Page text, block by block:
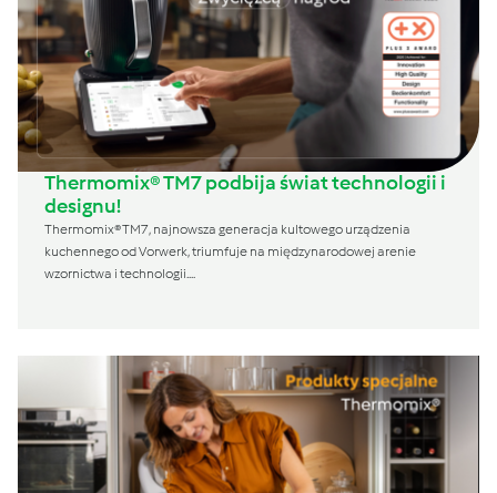
Thermomix® TM7 podbija świat technologii i
designu!
Thermomix® TM7, najnowsza generacja kultowego urządzenia
kuchennego od Vorwerk, triumfuje na międzynarodowej arenie
wzornictwa i technologii....